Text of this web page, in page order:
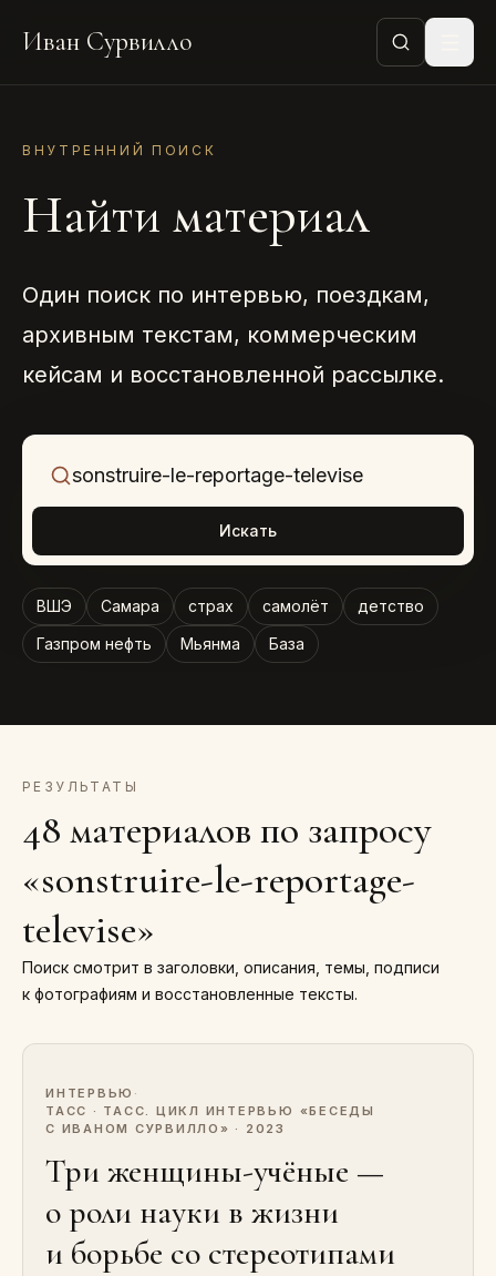
Иван Сурвилло
ВНУТРЕННИЙ ПОИСК
Найти материал
Один поиск по интервью, поездкам,
архивным текстам, коммерческим
кейсам и восстановленной рассылке.
Искать
ВШЭ Самара страх самолёт
детство
Газпром нефть
Мьянма База
РЕЗУЛЬТАТЫ
48 материалов по запросу
«sonstruire-le-reportage-
televise»
Поиск смотрит в заголовки, описания, темы, подписи
к фотографиям и восстановленные тексты.
ИНТЕРВЬЮ ·
ТАСС · ТАСС. ЦИКЛ ИНТЕРВЬЮ «БЕСЕДЫ
С ИВАНОМ СУРВИЛЛО» · 2023
Три женщины-учёные —
о роли науки в жизни
и борьбе со стереотипами